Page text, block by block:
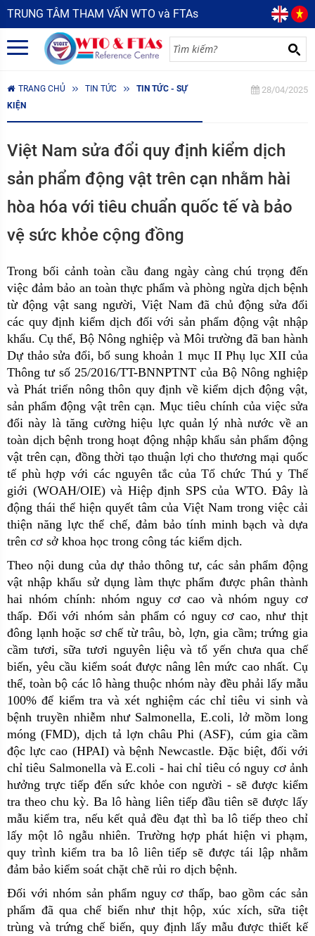
TRUNG TÂM THAM VẤN WTO và FTAs
TRANG CHỦ TIN TỨC
TIN TỨC - SỰ
KIỆN
28/04/2025
Việt Nam sửa đổi quy định kiểm dịch
sản phẩm động vật trên cạn nhằm hài
hòa hóa với tiêu chuẩn quốc tế và bảo
vệ sức khỏe cộng đồng
Trong bối cảnh toàn cầu đang ngày càng chú trọng đến
việc đảm bảo an toàn thực phẩm và phòng ngừa dịch bệnh
từ động vật sang người, Việt Nam đã chủ động sửa đổi
các quy định kiểm dịch đối với sản phẩm động vật nhập
khẩu. Cụ thể, Bộ Nông nghiệp và Môi trường đã ban hành
Dự thảo sửa đổi, bổ sung khoản 1 mục II Phụ lục XII của
Thông tư số 25/2016/TT-BNNPTNT của Bộ Nông nghiệp
và Phát triển nông thôn quy định về kiểm dịch động vật,
sản phẩm động vật trên cạn.Mục tiêu chính của việc sửa
đổi này là tăng cường hiệu lực quản lý nhà nước về an
toàn dịch bệnh trong hoạt động nhập khẩu sản phẩm động
vật trên cạn, đồng thời tạo thuận lợi cho thương mại quốc
tế phù hợp với các nguyên tắc của Tổ chức Thú y Thế
giới (WOAH/OIE) và Hiệp định SPS của WTO. Đây là
động thái thể hiện quyết tâm của Việt Nam trong việc cải
thiện năng lực thể chế, đảm bảo tính minh bạch và dựa
trên cơ sở khoa học trong công tác kiểm dịch.
Theo nội dung của dự thảo thông tư, các sản phẩm động
vật nhập khẩu sử dụng làm thực phẩm được phân thành
hai nhóm chính: nhóm nguy cơ cao và nhóm nguy cơ
thấp. Đối với nhóm sản phẩm có nguy cơ cao, như thịt
đông lạnh hoặc sơ chế từ trâu, bò, lợn, gia cầm; trứng gia
cầm tươi, sữa tươi nguyên liệu và tổ yến chưa qua chế
biến, yêu cầu kiểm soát được nâng lên mức cao nhất. Cụ
thể, toàn bộ các lô hàng thuộc nhóm này đều phải lấy mẫu
100% để kiểm tra và xét nghiệm các chỉ tiêu vi sinh và
bệnh truyền nhiễm như Salmonella, E.coli, lở mồm long
móng (FMD), dịch tả lợn châu Phi (ASF), cúm gia cầm
độc lực cao (HPAI) và bệnh Newcastle. Đặc biệt, đối với
chỉ tiêu Salmonella và E.coli - hai chỉ tiêu có nguy cơ ảnh
hưởng trực tiếp đến sức khỏe con người - sẽ được kiểm
tra theo chu kỳ. Ba lô hàng liên tiếp đầu tiên sẽ được lấy
mẫu kiểm tra, nếu kết quả đều đạt thì ba lô tiếp theo chỉ
lấy một lô ngẫu nhiên. Trường hợp phát hiện vi phạm,
quy trình kiểm tra ba lô liên tiếp sẽ được tái lập nhằm
đảm bảo kiểm soát chặt chẽ rủi ro dịch bệnh.
Đối với nhóm sản phẩm nguy cơ thấp, bao gồm các sản
phẩm đã qua chế biến như thịt hộp, xúc xích, sữa tiệt
trùng và trứng chế biến, quy định lấy mẫu được thiết kế